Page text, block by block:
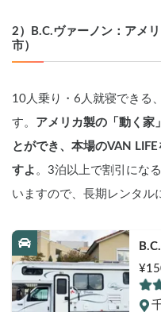
2）B.C.ヴァーノン：アメ
市）
10人乗り・6人就寝できる
す。 アメリカ製の「動く家
とができ、本場のVAN
すよ 。3泊以上で割引にな
いますので、長期レンタル